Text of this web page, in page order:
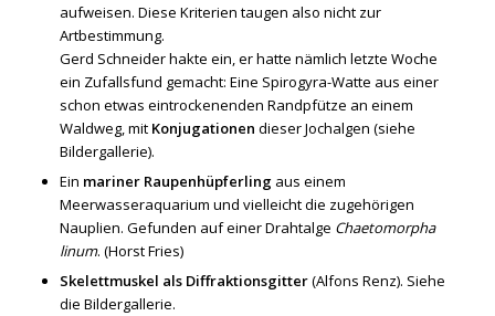
aufweisen. Diese Kriterien taugen also nicht zur
Artbestimmung.
Gerd Schneider hakte ein, er hatte nämlich letzte Woche
ein Zufallsfund gemacht: Eine Spirogyra-Watte aus einer
schon etwas eintrockenenden Randpfütze an einem
Waldweg, mit Konjugationen dieser Jochalgen (siehe
Bildergallerie).
Ein mariner Raupenhüpferlingaus einem
Meerwasseraquarium und vielleicht die zugehörigen
Nauplien. Gefunden auf einer Drahtalge Chaetomorpha
linum. (Horst Fries)
Skelettmuskel als Diffraktionsgitter(Alfons Renz). Siehe
die Bildergallerie.